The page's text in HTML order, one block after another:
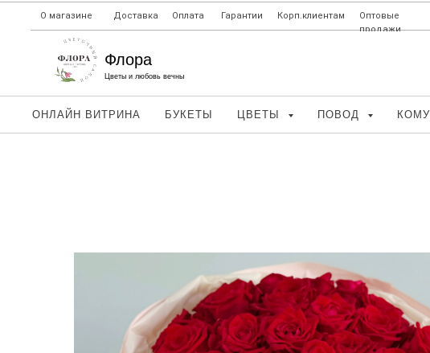
О магазине Доставка Оплата Гарантии Корп.клиентам
Оптовые
продажи
Флора
Цветы и любовь вечны
ОНЛАЙН ВИТРИНА БУКЕТЫ ЦВЕТЫ ПОВОД КОМУ